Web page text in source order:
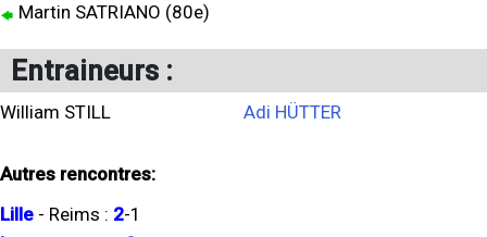
Martin SATRIANO (80e)
Entraineurs :
William STILL Adi HÜTTER
Autres rencontres:
Lille - Reims : 2-1